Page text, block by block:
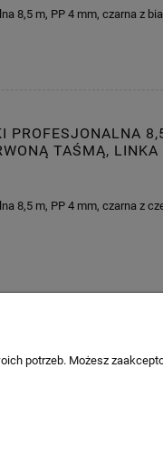
8,5 m, PP 4 mm, czarna z
PROFESJONALNA
TAŚMĄ, LINKA
8,5 m, PP 4 mm, czarna z
INFORMACJE
potrzeb. Możesz